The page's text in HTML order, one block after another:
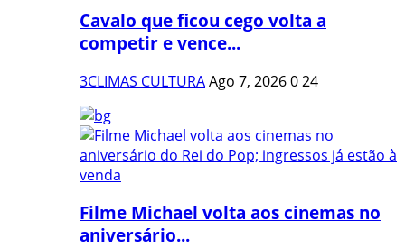
Cavalo que ficou cego volta a
competir e vence...
3CLIMAS CULTURAAgo 7, 2026024
Filme Michael volta aos cinemas no
aniversário...